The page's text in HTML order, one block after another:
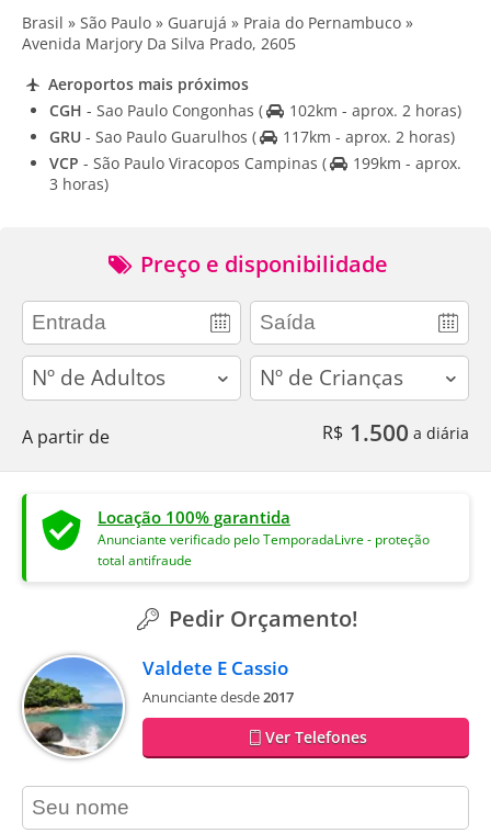
Brasil » São Paulo » Guarujá » Praia do Pernambuco »
Avenida Marjory Da Silva Prado, 2605
Aeroportos mais próximos
CGH - Sao Paulo Congonhas (
102km - aprox. 2 horas)
GRU - Sao Paulo Guarulhos (
117km - aprox. 2 horas)
VCP - São Paulo Viracopos Campinas (
199km - aprox.
3 horas)
Preço e disponibilidade
adults children
A partir de R$ 1.500 a diária
Locação 100% garantida
Anunciante verificado pelo TemporadaLivre - proteção
total antifraude
Pedir Orçamento!
Valdete E Cassio
Anunciante desde2017
Ver Telefones
contact_name